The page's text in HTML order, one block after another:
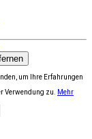
um Ihre Erfahrungen
Verwendung zu.
Mehr